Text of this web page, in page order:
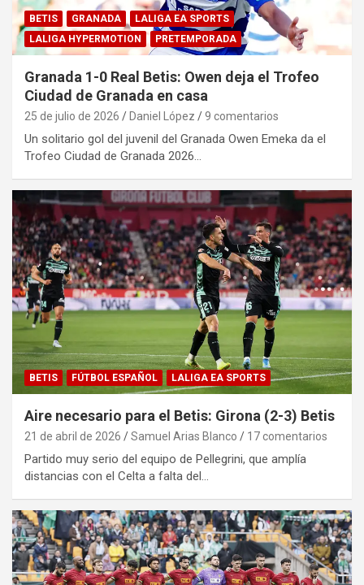
BETIS GRANADA
LALIGA EA SPORTS
LALIGA HYPERMOTION
PRETEMPORADA
Granada 1-0 Real Betis: Owen deja el Trofeo
Ciudad de Granada en casa
25 de julio de 2026 Daniel López 9 comentarios
Un solitario gol del juvenil del Granada Owen Emeka da el
Trofeo Ciudad de Granada 2026…
BETIS FÚTBOL ESPAÑOL LALIGA EA SPORTS
Aire necesario para el Betis: Girona (2-3) Betis
21 de abril de 2026 Samuel Arias Blanco 17 comentarios
Partido muy serio del equipo de Pellegrini, que amplía
distancias con el Celta a falta del…